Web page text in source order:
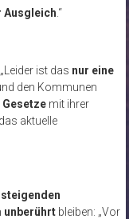
Ausgleich .“
ist das nur eine
den Kommunen
mit ihrer
aktuelle
unberührtbleiben: „Vor